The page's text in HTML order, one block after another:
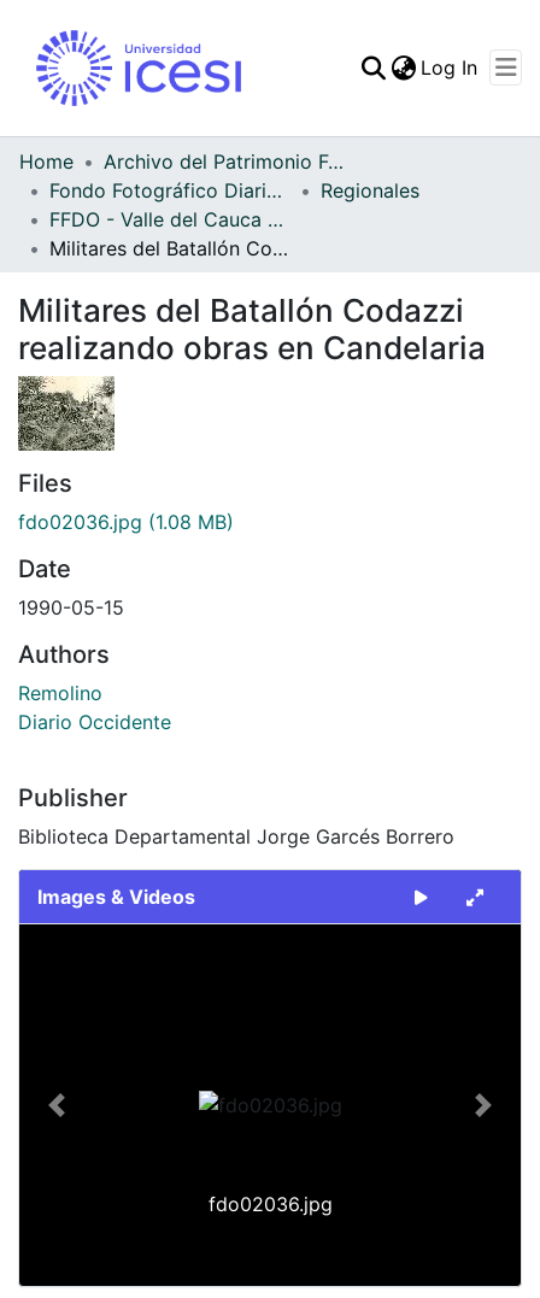
Statistics
Log In
Home
Archivo del Patrimonio Fotográfico y Fílmico del Valle del Cauca
Fondo Fotográfico Diario Occidente
Regionales
FFDO - Valle del Cauca - Patrimonial
Militares del Batallón Codazzi realizando obras en Candelaria
Militares del Batallón Codazzi
realizando obras en Candelaria
Files
fdo02036.jpg (1.08 MB)
Date
1990-05-15
Authors
Remolino
Diario Occidente
Publisher
Biblioteca Departamental Jorge Garcés Borrero
Images & Videos
fdo02036.jpg
Previous Next